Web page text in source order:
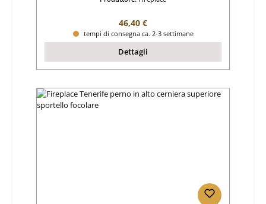
Prezzo normale:
46,40 €
tempi di consegna ca. 2-3 settimane
Dettagli